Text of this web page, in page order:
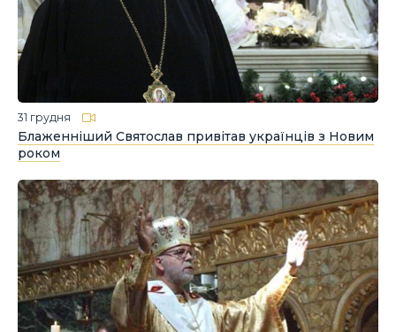
31 грудня
Блаженніший Святослав привітав українців з Новим
роком